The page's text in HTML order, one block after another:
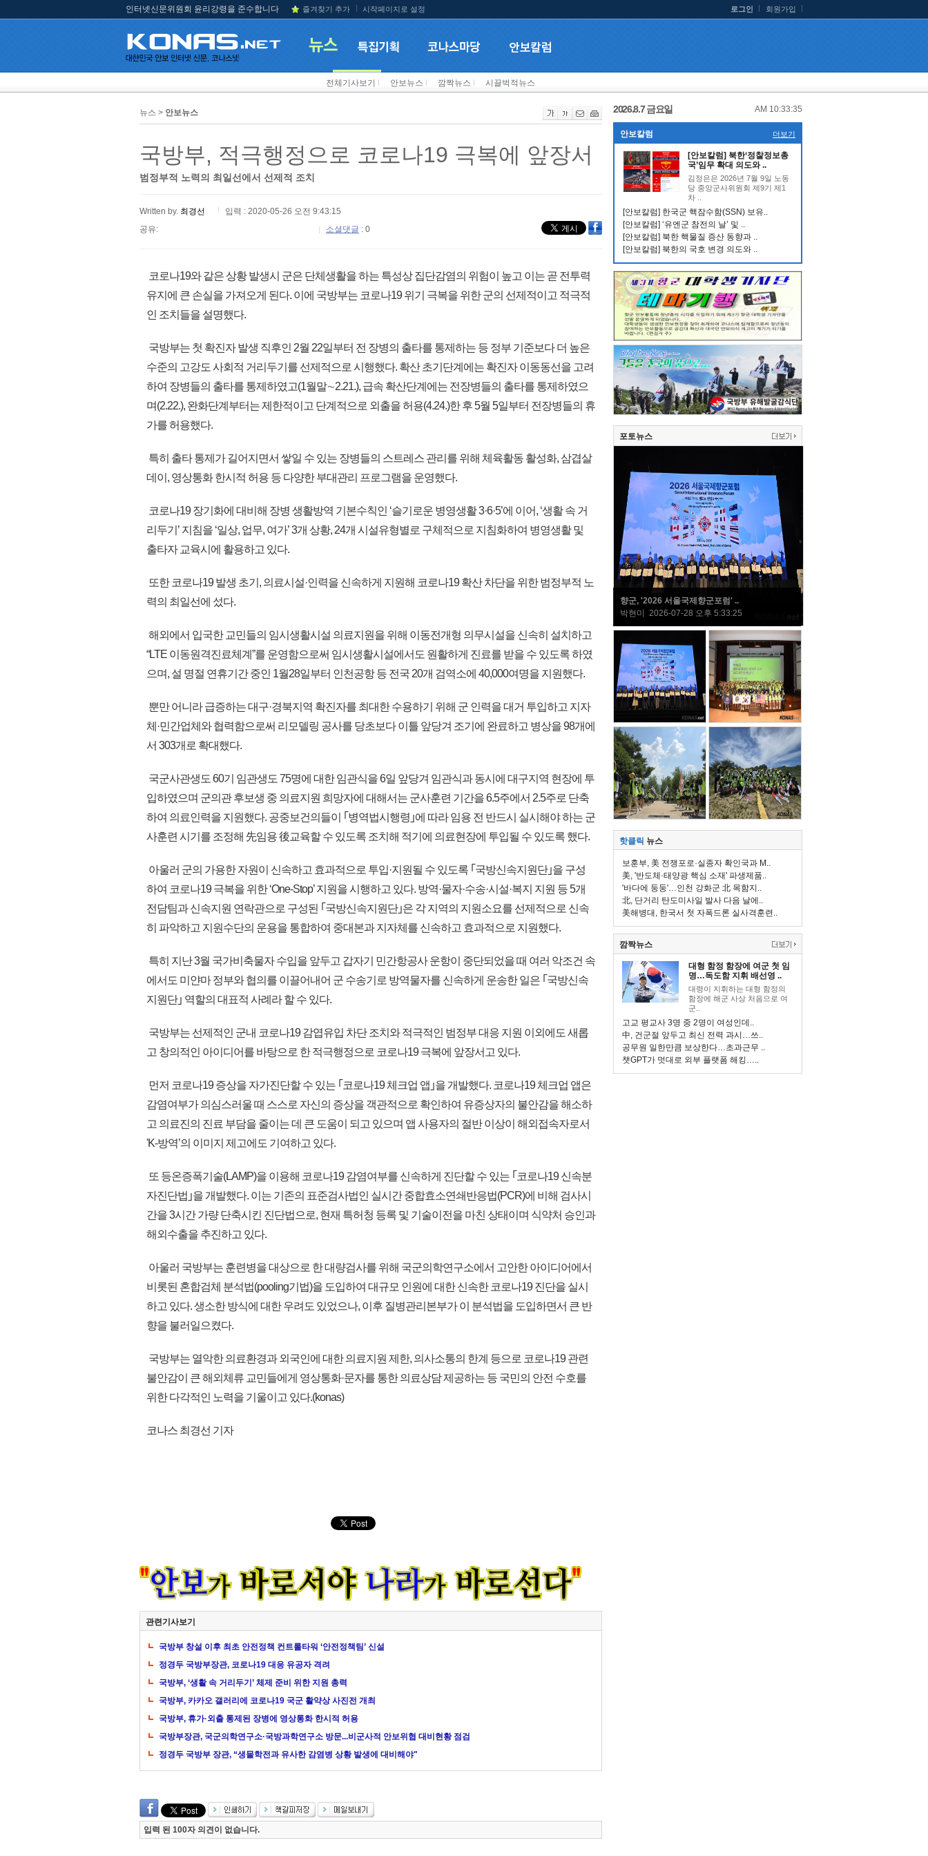
인터넷신문위원회 윤리강령을 준수합니다 즐겨찾기 추가 시작페이지로 설정 로그인 회원가입
전체기사보기 안보뉴스 깜짝뉴스 시끌벅적뉴스
뉴스 > 안보뉴스
국방부, 적극행정으로 코로나19 극복에 앞장서
범정부적 노력의 최일선에서 선제적 조치
Written by. 최경선
입력 : 2020-05-26 오전 9:43:15
공유:
소셜댓글 : 0
코로나19와 같은 상황 발생시 군은 단체생활을 하는 특성상 집단감염의 위험이 높고 이는 곧 전투력
유지에 큰 손실을 가져오게 된다. 이에 국방부는 코로나19 위기 극복을 위한 군의 선제적이고 적극적
인 조치들을 설명했다.
국방부는 첫 확진자 발생 직후인 2월 22일부터 전 장병의 출타를 통제하는 등 정부 기준보다 더 높은
수준의 고강도 사회적 거리두기를 선제적으로 시행했다. 확산 초기단계에는 확진자 이동동선을 고려
하여 장병들의 출타를 통제하였고(1월말∼2.21.), 급속 확산단계에는 전장병들의 출타를 통제하였으
며(2.22.), 완화단계부터는 제한적이고 단계적으로 외출을 허용(4.24.)한 후 5월 5일부터 전장병들의 휴
가를 허용했다.
특히 출타 통제가 길어지면서 쌓일 수 있는 장병들의 스트레스 관리를 위해 체육활동 활성화, 삼겹살
데이, 영상통화 한시적 허용 등 다양한 부대관리 프로그램을 운영했다.
코로나19 장기화에 대비해 장병 생활방역 기본수칙인 ‘슬기로운 병영생활 3·6·5’에 이어, ‘생활 속 거
리두기’ 지침을 ‘일상, 업무, 여가’ 3개 상황, 24개 시설유형별로 구체적으로 지침화하여 병영생활 및
출타자 교육시에 활용하고 있다.
또한 코로나19 발생 초기, 의료시설·인력을 신속하게 지원해 코로나19 확산 차단을 위한 범정부적 노
력의 최일선에 섰다.
해외에서 입국한 교민들의 임시생활시설 의료지원을 위해 이동전개형 의무시설을 신속히 설치하고
“LTE 이동원격진료체계”를 운영함으로써 임시생활시설에서도 원활하게 진료를 받을 수 있도록 하였
으며, 설 명절 연휴기간 중인 1월28일부터 인천공항 등 전국 20개 검역소에 40,000여명을 지원했다.
뿐만 어니라 급증하는 대구·경북지역 확진자를 최대한 수용하기 위해 군 인력을 대거 투입하고 지자
체·민간업체와 협력함으로써 리모델링 공사를 당초보다 이틀 앞당겨 조기에 완료하고 병상을 98개에
서 303개로 확대했다.
국군사관생도 60기 임관생도 75명에 대한 임관식을 6일 앞당겨 임관식과 동시에 대구지역 현장에 투
입하였으며 군의관 후보생 중 의료지원 희망자에 대해서는 군사훈련 기간을 6.5주에서 2.5주로 단축
하여 의료인력을 지원했다. 공중보건의들이 ｢병역법시행령｣에 따라 임용 전 반드시 실시해야 하는 군
사훈련 시기를 조정해 先임용 後교육할 수 있도록 조치해 적기에 의료현장에 투입될 수 있도록 했다.
아울러 군의 가용한 자원이 신속하고 효과적으로 투입·지원될 수 있도록 ｢국방신속지원단｣을 구성
하여 코로나19 극복을 위한 ‘One-Stop’ 지원을 시행하고 있다. 방역·물자·수송·시설·복지 지원 등 5개
전담팀과 신속지원 연락관으로 구성된 ｢국방신속지원단｣은 각 지역의 지원소요를 선제적으로 신속
히 파악하고 지원수단의 운용을 통합하여 중대본과 지자체를 신속하고 효과적으로 지원했다.
특히 지난 3월 국가비축물자 수입을 앞두고 갑자기 민간항공사 운항이 중단되었을 때 여러 악조건 속
에서도 미얀마 정부와 협의를 이끌어내어 군 수송기로 방역물자를 신속하게 운송한 일은 ｢국방신속
지원단｣ 역할의 대표적 사례라 할 수 있다.
국방부는 선제적인 군내 코로나19 감엽유입 차단 조치와 적극적인 범정부 대응 지원 이외에도 새롭
고 창의적인 아이디어를 바탕으로 한 적극행정으로 코로나19 극복에 앞장서고 있다.
먼저 코로나19 증상을 자가진단할 수 있는 ｢코로나19 체크업 앱｣을 개발했다. 코로나19 체크업 앱은
감염여부가 의심스러울 때 스스로 자신의 증상을 객관적으로 확인하여 유증상자의 불안감을 해소하
고 의료진의 진료 부담을 줄이는 데 큰 도움이 되고 있으며 앱 사용자의 절반 이상이 해외접속자로서
'K-방역’의 이미지 제고에도 기여하고 있다.
또 등온증폭기술(LAMP)을 이용해 코로나19 감염여부를 신속하게 진단할 수 있는 ｢코로나19 신속분
자진단법｣을 개발했다. 이는 기존의 표준검사법인 실시간 중합효소연쇄반응법(PCR)에 비해 검사시
간을 3시간 가량 단축시킨 진단법으로, 현재 특허청 등록 및 기술이전을 마친 상태이며 식약처 승인과
해외수출을 추진하고 있다.
아울러 국방부는 훈련병을 대상으로 한 대량검사를 위해 국군의학연구소에서 고안한 아이디어에서
비롯된 혼합검체 분석법(pooling기법)을 도입하여 대규모 인원에 대한 신속한 코로나19 진단을 실시
하고 있다. 생소한 방식에 대한 우려도 있었으나, 이후 질병관리본부가 이 분석법을 도입하면서 큰 반
향을 불러일으켰다.
국방부는 열악한 의료환경과 외국인에 대한 의료지원 제한, 의사소통의 한계 등으로 코로나19 관련
불안감이 큰 해외체류 교민들에게 영상통화·문자를 통한 의료상담 제공하는 등 국민의 안전 수호를
위한 다각적인 노력을 기울이고 있다.(konas)
코나스 최경선 기자
관련기사보기
국방부 창설 이후 최초 안전정책 컨트롤타워 ‘안전정책팀’ 신설
정경두 국방부장관, 코로나19 대응 유공자 격려
국방부, ‘생활 속 거리두기’ 체제 준비 위한 지원 총력
국방부, 카카오 갤러리에 코로나19 국군 활약상 사진전 개최
국방부, 휴가·외출 통제된 장병에 영상통화 한시적 허용
국방부장관, 국군의학연구소·국방과학연구소 방문...비군사적 안보위협 대비현황 점검
정경두 국방부 장관, “생물학전과 유사한 감염병 상황 발생에 대비해야"
입력 된 100자 의견이 없습니다.
2026.8.7 금요일 AM 10:33:35
안보칼럼 더보기
[안보칼럼] 북한‘정찰정보총
국’임무 확대 의도와 ..
김정은은 2026년 7월 9일 노동
당 중앙군사위원회 제9기 제1
차 ..
[안보칼럼] 한국군 핵잠수함(SSN) 보유..
[안보칼럼] ‘유엔군 참전의 날’ 및 ..
[안보칼럼] 북한 핵물질 증산 동향과 ..
[안보칼럼] 북한의 국호 변경 의도와 ..
포토뉴스
향군, '2026 서울국제향군포럼' ..
박현미 2026-07-28 오후 5:33:25
핫클릭 뉴스
보훈부, 美 전쟁포로·실종자 확인국과 M..
美, '반도체·태양광 핵심 소재' 파생제품..
'바다에 둥둥'…인천 강화군 北 목함지..
北, 단거리 탄도미사일 발사 다음 날에..
美해병대, 한국서 첫 자폭드론 실사격훈련..
깜짝뉴스
대형 함정 함장에 여군 첫 임
명…독도함 지휘 배선영 ..
대령이 지휘하는 대형 함정의
함장에 해군 사상 처음으로 여
군..
고교 평교사 3명 중 2명이 여성인데..
中, 건군절 앞두고 최신 전력 과시…쓰..
공무원 일한만큼 보상한다…초과근무 ..
챗GPT가 멋대로 외부 플랫폼 해킹…..